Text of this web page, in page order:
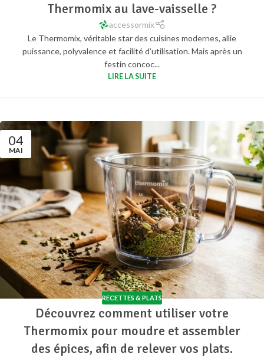
Thermomix au lave-vaisselle ?
accessormix
Le Thermomix, véritable star des cuisines modernes, allie
puissance, polyvalence et facilité d’utilisation. Mais après un
festin concoc...
LIRE LA SUITE
04
MAI
RECETTES & PLATS
Découvrez comment utiliser votre
Thermomix pour moudre et assembler
des épices, afin de relever vos plats.